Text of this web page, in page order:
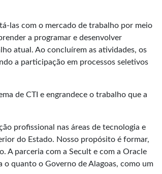
las com o mercado de trabalho por meio
a programar e desenvolver
atual. Ao concluírem as atividades, os
a participação em processos seletivos
de CTI e engrandece o trabalho que a
profissional nas áreas de tecnologia e
do Estado. Nosso propósito é formar,
A parceria com a Secult e com a Oracle
quanto o Governo de Alagoas, como um